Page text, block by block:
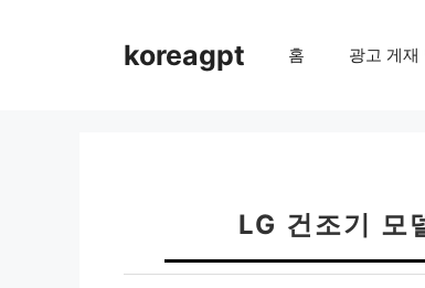
koreagpt 홈 광고 게
LG 건조기 모